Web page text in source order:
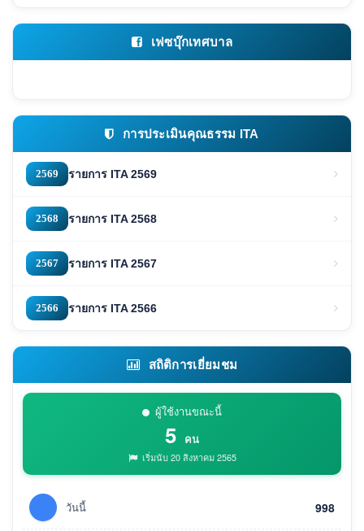
เฟซบุ๊กเทศบาล
การประเมินคุณธรรม ITA
2569 รายการ ITA 2569
2568 รายการ ITA 2568
2567 รายการ ITA 2567
2566 รายการ ITA 2566
สถิติการเยี่ยมชม
ผู้ใช้งานขณะนี้
5 คน
เริ่มนับ 20 สิงหาคม 2565
วันนี้ 998